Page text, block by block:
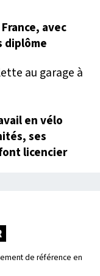
avec
diplôme
en vélo
ses
licencier
de référence en